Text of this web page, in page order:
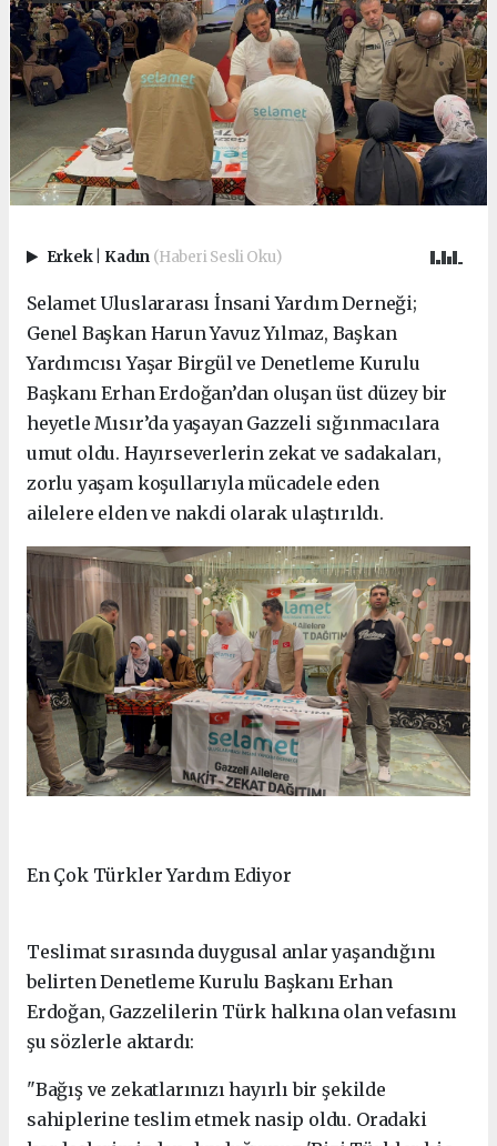
Erkek Kadın (Haberi Sesli Oku)
Selamet Uluslararası İnsani Yardım Derneği;
Genel Başkan Harun Yavuz Yılmaz, Başkan
Yardımcısı Yaşar Birgül ve Denetleme Kurulu
Başkanı Erhan Erdoğan’dan oluşan üst düzey bir
heyetle Mısır’da yaşayan Gazzeli sığınmacılara
umut oldu. Hayırseverlerin zekat ve sadakaları,
zorlu yaşam koşullarıyla mücadele eden
ailelere elden ve nakdi olarak ulaştırıldı.
En Çok Türkler Yardım Ediyor
Teslimat sırasında duygusal anlar yaşandığını
belirten Denetleme Kurulu Başkanı Erhan
Erdoğan, Gazzelilerin Türk halkına olan vefasını
şu sözlerle aktardı:
"Bağış ve zekatlarınızı hayırlı bir şekilde
sahiplerine teslim etmek nasip oldu. Oradaki